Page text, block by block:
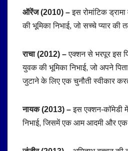
ऑरेंज (2010) –इस रोमांटिक
की भूमिका निभाई, जो सच्चे प्यार की
राचा (2012) –एक्शन से भरपूर इस
युवक की भूमिका निभाई, जो अपने
जुटाने के लिए एक चुनौती स्वीकार
नायक (2013) –इस एक्शन-कॉमेडी में
निभाई, जिसमें एक आम आदमी और एक